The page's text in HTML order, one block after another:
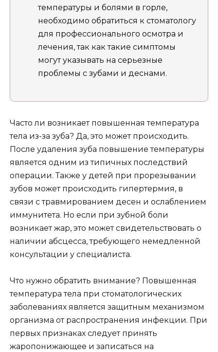
температуры и болями в горле,
необходимо обратиться к стоматологу
для профессионального осмотра и
лечения, так как такие симптомы
могут указывать на серьезные
проблемы с зубами и деснами.
Часто ли возникает повышенная температура
тела из-за зуба? Да, это может происходить.
После удаления зуба повышение температуры
является одним из типичных последствий
операции. Также у детей при прорезывании
зубов может происходить гипертермия, в
связи с травмированием десен и ослаблением
иммунитета. Но если при зубной боли
возникает жар, это может свидетельствовать о
наличии абсцесса, требующего немедленной
консультации у специалиста.
Что нужно обратить внимание? Повышенная
температура тела при стоматологических
заболеваниях является защитным механизмом
организма от распространения инфекции. При
первых признаках следует принять
жаропонижающее и записаться на